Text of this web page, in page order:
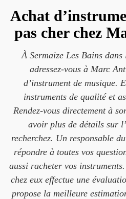
Achat
pas cher chez
À Sermaize Les Bains
adressez-vous à Marc
d’instrument de musique.
instruments de qualité et
Rendez-vous directement à
avoir plus de détails sur
recherchez. Un responsable
répondre à toutes vos
aussi racheter vos
chez eux effectue une
propose la meilleure